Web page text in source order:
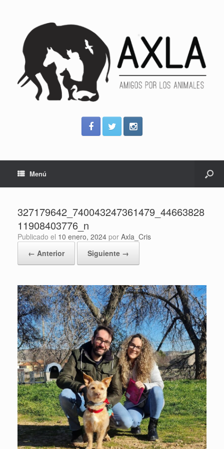
Menú
327179642_740043247361479_44663828
11908403776_n
Publicado el 10 enero, 2024 por Axla_Cris
← Anterior
Siguiente →